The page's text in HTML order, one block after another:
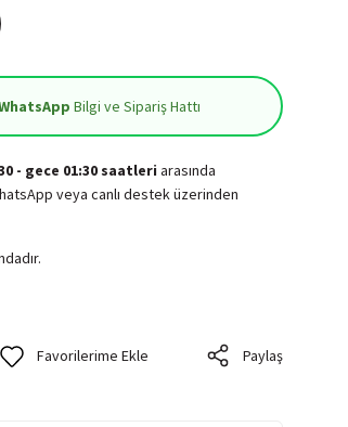
Bilgi ve Sipariş Hattı
- gece 01:30 saatleriarasında
veya canlı destek üzerinden
Paylaş